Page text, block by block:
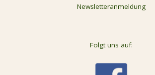
Newsletteranmeldung
Folgt uns auf: